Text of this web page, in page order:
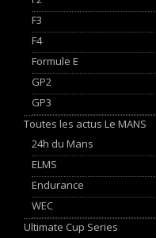
F3
F4
Formule E
GP2
GP3
Toutes les actus Le MANS
24h du Mans
ELMS
Endurance
WEC
Ultimate Cup Series